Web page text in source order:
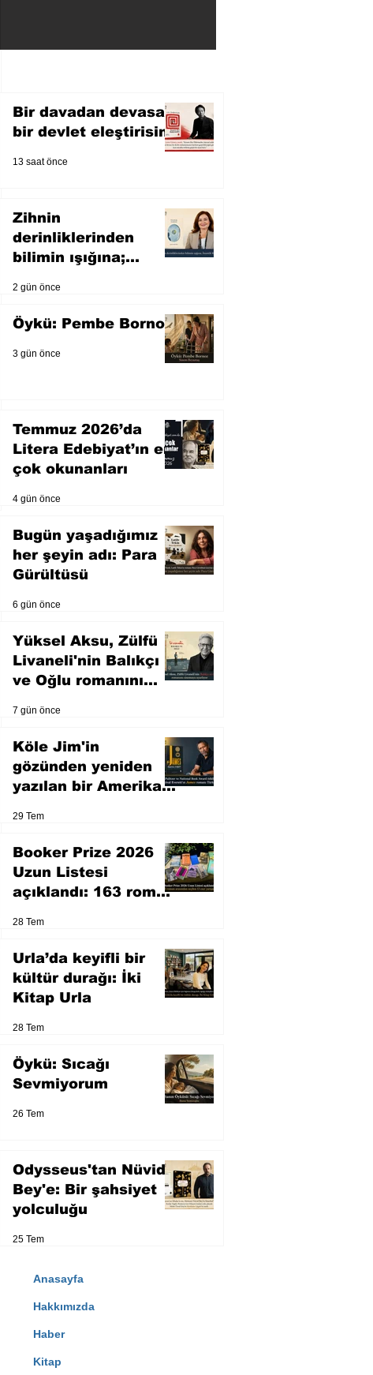
Bir davadan devasa
bir devlet eleştirisine
13 saat önce
Zihnin
derinliklerinden
bilimin ışığına;
2 gün önce
Öykü: Pembe Bornoz
3 gün önce
Temmuz 2026’da
Litera Edebiyat’ın en
çok okunanları
4 gün önce
Bugün yaşadığımız
her şeyin adı: Para
Gürültüsü
6 gün önce
Yüksel Aksu, Zülfü
Livaneli'nin Balıkçı
ve Oğlu romanını
7 gün önce
Köle Jim'in
gözünden yeniden
yazılan bir Amerikan
29 Tem
Booker Prize 2026
Uzun Listesi
açıklandı: 163 roman
28 Tem
Urla’da keyifli bir
kültür durağı: İki
Kitap Urla
28 Tem
Öykü: Sıcağı
Sevmiyorum
26 Tem
Odysseus'tan Nüvid
Bey'e: Bir şahsiyet
yolculuğu
25 Tem
Anasayfa
Hakkımızda
Haber
Kitap